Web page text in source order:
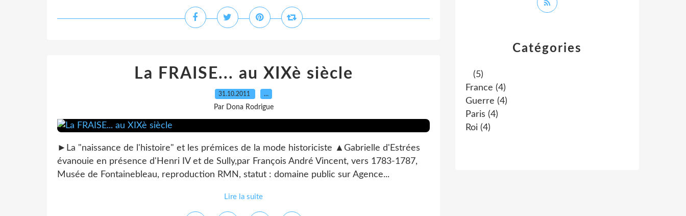
La FRAISE... au XIXè siècle
31.10.2011 …
Par Dona Rodrigue
►La "naissance de l'histoire" et les prémices de la mode historiciste ▲Gabrielle d'Estrées
évanouie en présence d'Henri IV et de Sully,par François André Vincent, vers 1783-1787,
Musée de Fontainebleau, reproduction RMN, statut : domaine public sur Agence...
Lire la suite
Catégories
(5)
France (4)
Guerre (4)
Paris (4)
Roi (4)